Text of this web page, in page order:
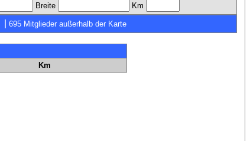
Breite Km
695 Mitglieder außerhalb der Karte
Km